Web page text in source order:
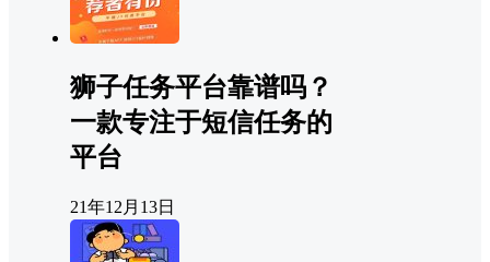
狮子任务平台靠谱吗？
一款专注于短信任务的
平台
21年12月13日